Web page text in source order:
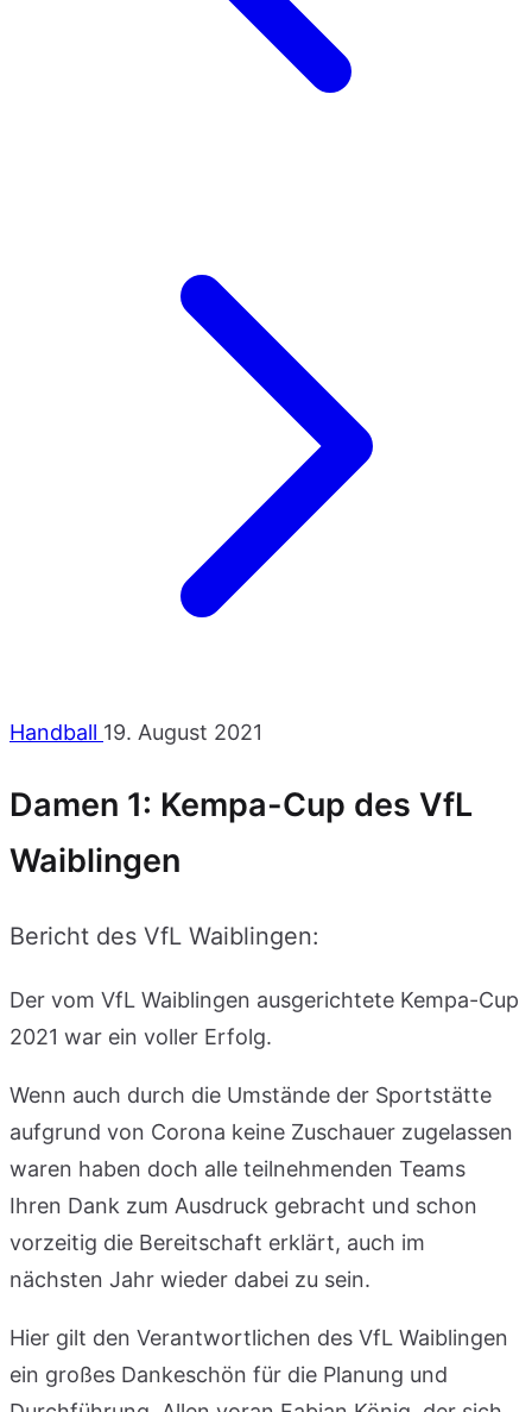
Handball 19. August 2021
Damen 1: Kempa-Cup des VfL
Waiblingen
Bericht des VfL Waiblingen:
Der vom VfL Waiblingen ausgerichtete Kempa-Cup
2021 war ein voller Erfolg.
Wenn auch durch die Umstände der Sportstätte
aufgrund von Corona keine Zuschauer zugelassen
waren haben doch alle teilnehmenden Teams
Ihren Dank zum Ausdruck gebracht und schon
vorzeitig die Bereitschaft erklärt, auch im
nächsten Jahr wieder dabei zu sein.
Hier gilt den Verantwortlichen des VfL Waiblingen
ein großes Dankeschön für die Planung und